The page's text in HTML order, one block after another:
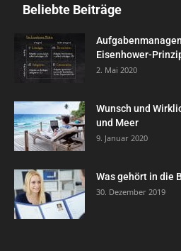
Beliebte Beiträge
Eisenhower-
2. Mai 2020
Wunsch und
und Meer
9. Januar 2020
Was gehört in die
30. Dezember 2019